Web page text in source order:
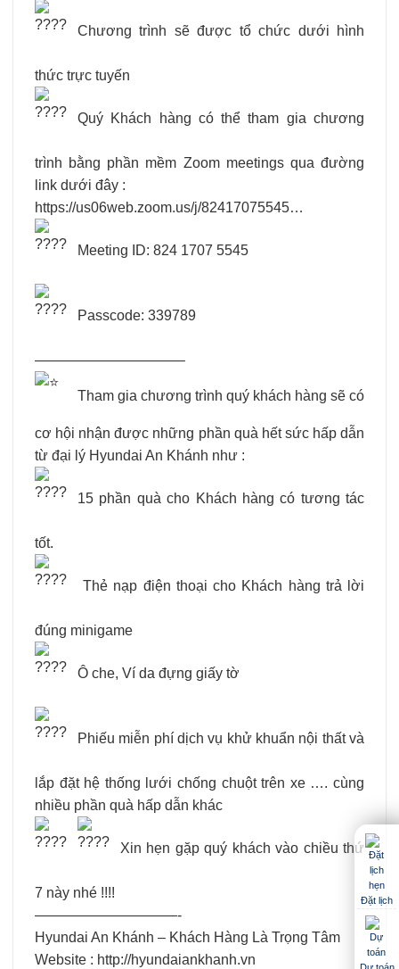
Chương trình sẽ được tổ chức dưới hình
thức trực tuyến
Quý Khách hàng có thể tham gia chương
trình bằng phần mềm Zoom meetings qua đường
link dưới đây :
https://us06web.zoom.us/j/82417075545…
Meeting ID: 824 1707 5545
Passcode: 339789
——————————–
Tham gia chương trình quý khách hàng sẽ có
cơ hội nhận được những phần quà hết sức hấp dẫn
từ đại lý Hyundai An Khánh như :
15 phần quà cho Khách hàng có tương tác
tốt.
Thẻ nạp điện thoại cho Khách hàng trả lời
đúng minigame
Ô che, Ví da đựng giấy tờ
Phiếu miễn phí dịch vụ khử khuẩn nội thất và
lắp đặt hệ thống lưới chống chuột trên xe …. cùng
nhiều phần quà hấp dẫn khác
Xin hẹn gặp quý khách vào chiều thứ
7 này nhé !!!!
——————————-
Hyundai An Khánh – Khách Hàng Là Trọng Tâm
Website : http://hyundaiankhanh.vn
Đặt lịch